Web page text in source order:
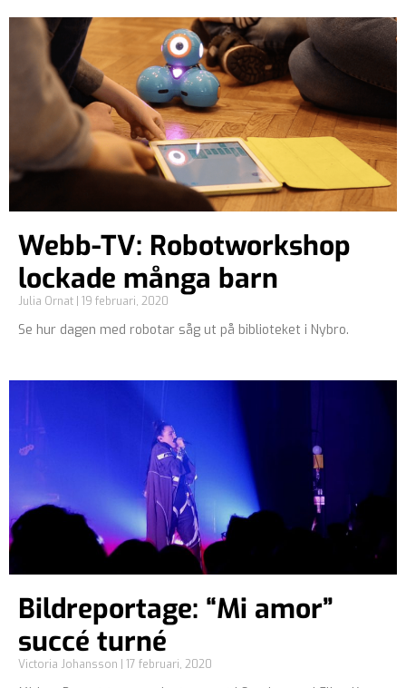
Webb-TV: Robotworkshop
lockade många barn
Julia Ornat 19 februari, 2020
Se hur dagen med robotar såg ut på biblioteket i Nybro.
Bildreportage: “Mi amor”
succé turné
Victoria Johansson 17 februari, 2020